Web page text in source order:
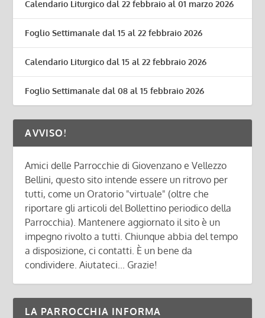
Calendario Liturgico dal 22 febbraio al 01 marzo 2026
Foglio Settimanale dal 15 al 22 febbraio 2026
Calendario Liturgico dal 15 al 22 febbraio 2026
Foglio Settimanale dal 08 al 15 febbraio 2026
AVVISO!
Amici delle Parrocchie di Giovenzano e Vellezzo
Bellini, questo sito intende essere un ritrovo per
tutti, come un Oratorio "virtuale" (oltre che
riportare gli articoli del Bollettino periodico della
Parrocchia). Mantenere aggiornato il sito è un
impegno rivolto a tutti. Chiunque abbia del tempo
a disposizione, ci contatti. È un bene da
condividere. Aiutateci... Grazie!
LA PARROCCHIA INFORMA